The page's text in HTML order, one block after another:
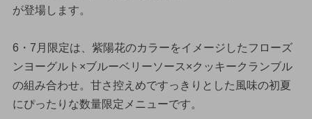
が登場します。
6・7月限定は、紫陽花のカラーをイメージしたフローズ
ンヨーグルト×ブルーベリーソース×クッキークランブル
の組み合わせ。甘さ控えめですっきりとした風味の初夏
にぴったりな数量限定メニューです。